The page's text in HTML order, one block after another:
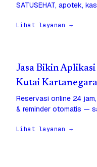
SATUSEHAT, apotek,
Lihat layanan →
Jasa Bikin
Kutai Kartanegara
Reservasi online 24
& reminder otomatis —
Lihat layanan →